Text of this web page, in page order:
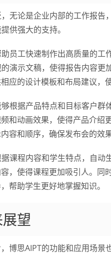
无论是企业内部的工作报
供强大的支持。
员工快速制作出高质量的
演示文稿，使得报告内容更
应的设计模板和布局建议，
根据产品特点和目标客户
和动画效果，使得产品介绍
容和顺序，确保发布会的效果
课程内容和学生特点，自
，使得课程更加吸引人。同
帮助学生更好地掌握知识。
望
博思AIPT的功能和应用场景